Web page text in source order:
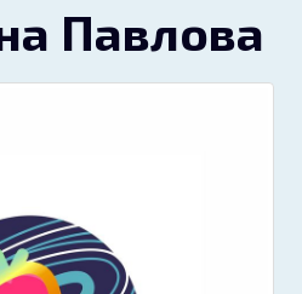
Павлова